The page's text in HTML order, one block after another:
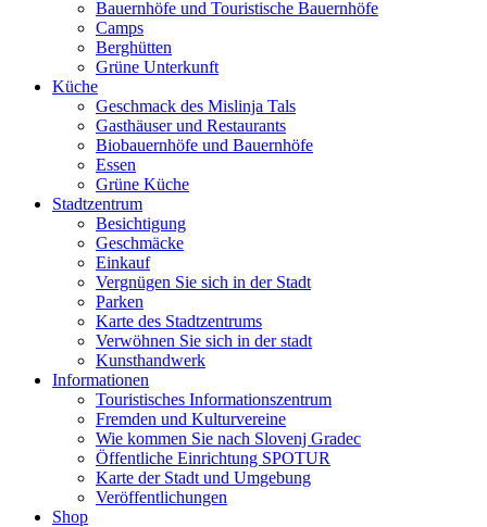
Bauernhöfe und Touristische Bauernhöfe
Camps
Berghütten
Grüne Unterkunft
Küche
Geschmack des Mislinja Tals
Gasthäuser und Restaurants
Biobauernhöfe und Bauernhöfe
Essen
Grüne Küche
Stadtzentrum
Besichtigung
Geschmäcke
Einkauf
Vergnügen Sie sich in der Stadt
Parken
Karte des Stadtzentrums
Verwöhnen Sie sich in der stadt
Kunsthandwerk
Informationen
Touristisches Informationszentrum
Fremden und Kulturvereine
Wie kommen Sie nach Slovenj Gradec
Öffentliche Einrichtung SPOTUR
Karte der Stadt und Umgebung
Veröffentlichungen
Shop